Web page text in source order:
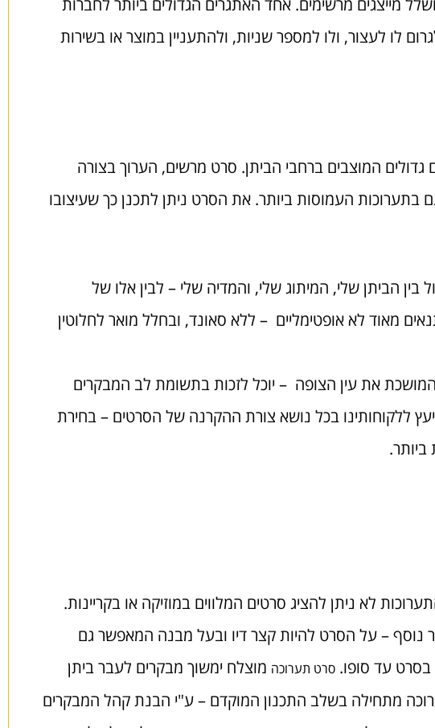
מייצגים מרשימים. אחד האתגרים הגדולים ביותר לחברות
לו לעצור, ולו למספר שניות, ולהתעניין במוצר או בשירות
המוצבים ברחבי הביתן. סרט מרשים, הערוך בצורה
בתערוכות העמוסות ביותר. את הסרט ניתן לתכנן כך שעיצובו
הביתן שלי, המיתוג שלי, והמדיה שלי – לבין אלו של
מאוד לא אופטימליים – ללא סאונד, ובחלל מואר לחלוטין
המושכת את עין הצופה – יוכל לזכות בתשומת לב המבקרים
ללקוחותינו בכל נושא צורת ההקרנה של הסרטים – בחירת
ביותר.
לא ניתן להציג סרטים המלווים במוזיקה או בקריינות.
נוסף – על הסרט להיות קצר דיו ובעל מבנה המאפשר גם
עד סופו. סרט תערוכה מוצלח ימשוך מבקרים לעבר ביתן
מתחילה בשלב התכנון המוקדם – ע"י הבנת קהל המבקרים